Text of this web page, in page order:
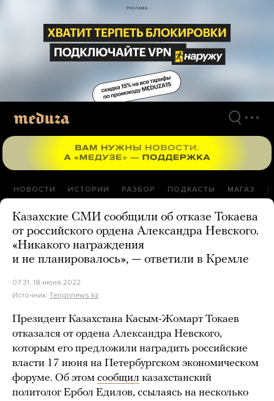
материалам
НОВОСТИ ИСТОРИИ РАЗБОР ПОДКАСТЫ МАГАЗ
Казахские СМИ сообщили об отказе Токаева
от российского ордена Александра Невского.
«Никакого награждения
и не планировалось», — ответили в Кремле
07:31, 18 июня 2022
Источник: Tengrinews.kz
Президент Казахстана Касым-Жомарт Токаев
отказался от ордена Александра Невского,
которым его предложили наградить российские
власти 17 июня на Петербургском экономическом
форуме. Об этом сообщил казахстанский
политолог Ербол Едилов, ссылаясь на несколько